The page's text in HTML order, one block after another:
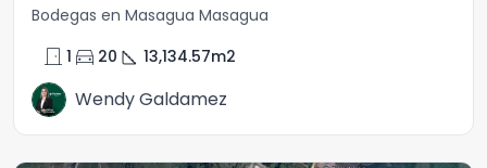
Bodegas en Masagua Masagua
door_front 1 directions_car 20 square_foot 13,134.57m2
Wendy Galdamez